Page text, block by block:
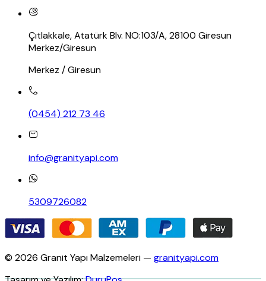
Çıtlakkale, Atatürk Blv. NO:103/A, 28100 Giresun
Merkez/Giresun
Merkez / Giresun
(0454) 212 73 46
info@granityapi.com
5309726082
© 2026 Granit Yapı Malzemeleri — granityapi.com